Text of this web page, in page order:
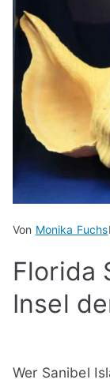
Von Monika Fuchs
Florida
Insel
Wer Sanibel